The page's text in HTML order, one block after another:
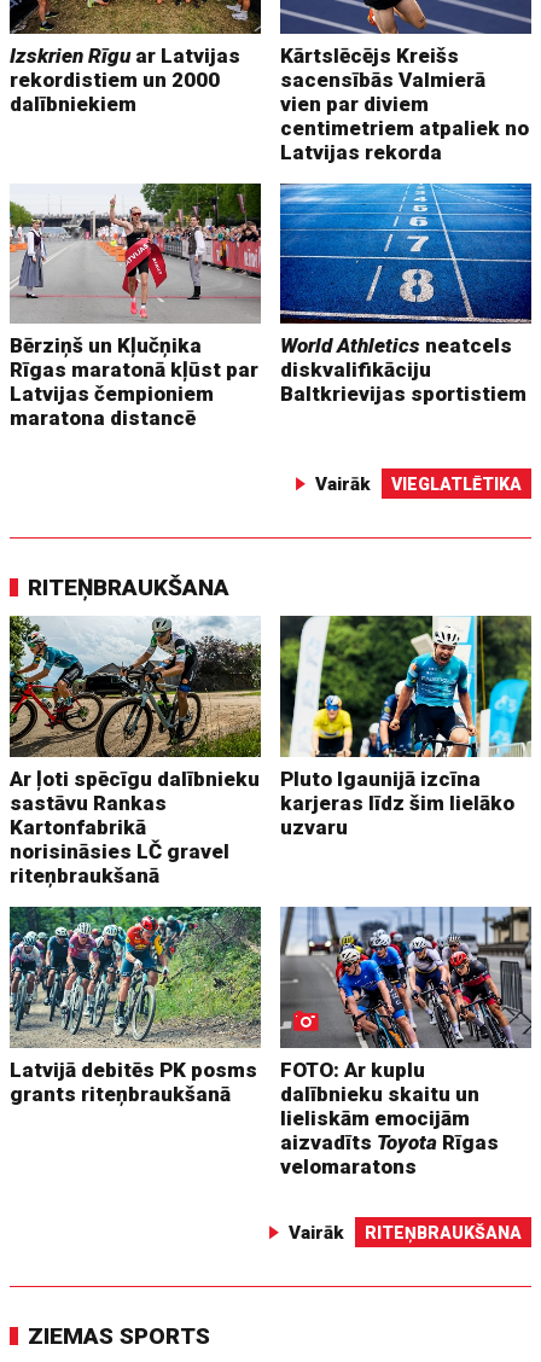
Izskrien Rīguar Latvijas
rekordistiem un 2000
dalībniekiem
Kārtslēcējs Kreišs
sacensībās Valmierā
vien par diviem
centimetriem atpaliek no
Latvijas rekorda
Bērziņš un Kļučņika
Rīgas maratonā kļūst par
Latvijas čempioniem
maratona distancē
World Athletics neatcels
diskvalifikāciju
Baltkrievijas sportistiem
Vairāk VIEGLATLĒTIKA
RITEŅBRAUKŠANA
Ar ļoti spēcīgu dalībnieku
sastāvu Rankas
Kartonfabrikā
norisināsies LČ gravel
riteņbraukšanā
Pluto Igaunijā izcīna
karjeras līdz šim lielāko
uzvaru
Latvijā debitēs PK posms
grants riteņbraukšanā
FOTO: Ar kuplu
dalībnieku skaitu un
lieliskām emocijām
aizvadīts Toyota Rīgas
velomaratons
Vairāk RITEŅBRAUKŠANA
ZIEMAS SPORTS